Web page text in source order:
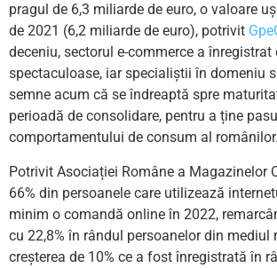
pragul de 6,3 miliarde de euro, o valoare
de 2021 (6,2 miliarde de euro), potrivit
deceniu, sectorul e-commerce a înregistrat
spectaculoase, iar specialiștii în domeniu
semne acum că se îndreaptă spre
perioadă de consolidare, pentru a ține
comportamentului de consum al românilor.
Potrivit Asociației Române a Magazinelor
66% din persoanele care utilizează
minim o comandă online în 2022,
cu 22,8% în rândul persoanelor din mediul
creșterea de 10% ce a fost înregistrată în